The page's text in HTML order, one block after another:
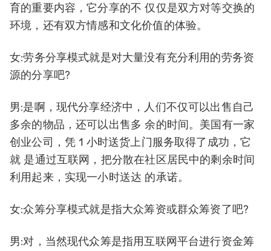
育的重要内容，它分享的不 仅仅是双方对等交换的
环境，还有双方情感和文化价值的体验。
女:劳务分享模式就是对大量没有充分利用的劳务资
源的分享吧?
男:是啊，现代分享经济中，人们不仅可以出售自己
多余的物品，还可以出售多 余的时间。美国有一家
创业公司，凭 1 小时送货上门服务取得了成功，它
就 是通过互联网，把分散在社区居民中的剩余时间
利用起来，实现一小时送达 的承诺。
女:众筹分享模式就是指大众筹资或群众筹资了吧?
男:对，当然现代众筹是指用互联网平台进行资金筹